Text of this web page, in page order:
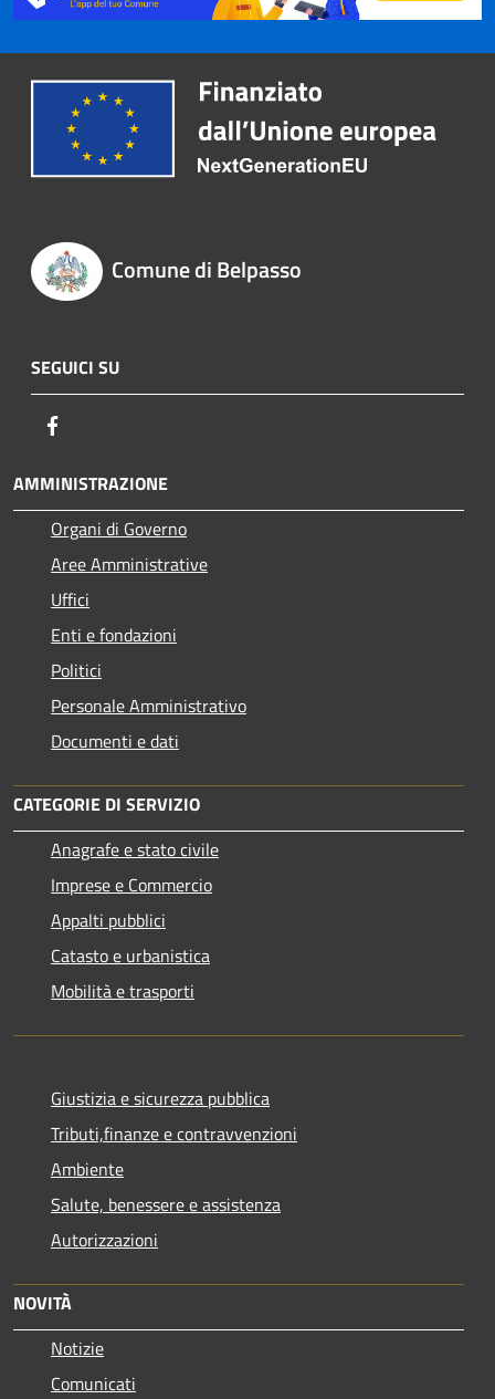
Comune di Belpasso
SEGUICI SU
AMMINISTRAZIONE
Organi di Governo
Aree Amministrative
Uffici
Enti e fondazioni
Politici
Personale Amministrativo
Documenti e dati
CATEGORIE DI SERVIZIO
Anagrafe e stato civile
Imprese e Commercio
Appalti pubblici
Catasto e urbanistica
Mobilità e trasporti
Giustizia e sicurezza pubblica
Tributi,finanze e contravvenzioni
Ambiente
Salute, benessere e assistenza
Autorizzazioni
NOVITÀ
Notizie
Comunicati